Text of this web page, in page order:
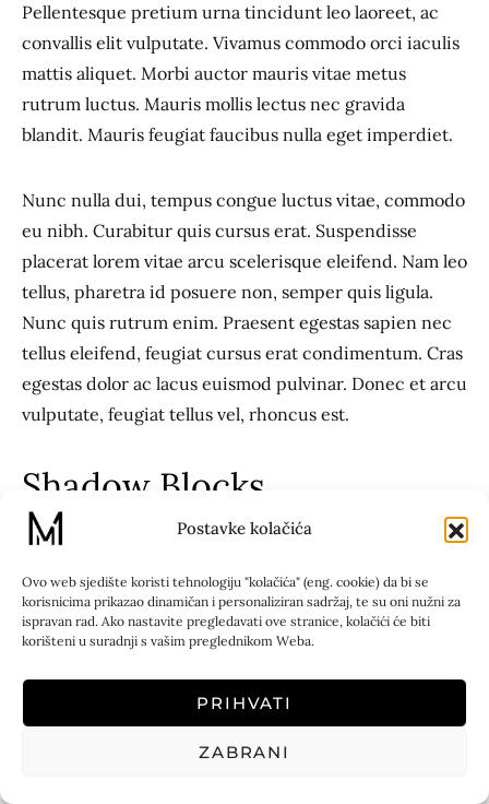
Postavke kolačića
Ovo web sjedište koristi tehnologiju "kolačića" (eng. cookie) da bi se
korisnicima prikazao dinamičan i personaliziran sadržaj, te su oni nužni za
ispravan rad. Ako nastavite pregledavati ove stranice, kolačići će biti
korišteni u suradnji s vašim preglednikom Weba.
PRIHVATI
ZABRANI
Pellentesque pretium urna tincidunt leo laoreet, ac
convallis elit vulputate. Vivamus commodo orci iaculis
mattis aliquet. Morbi auctor mauris vitae metus
rutrum luctus. Mauris mollis lectus nec gravida
blandit. Mauris feugiat faucibus nulla eget imperdiet.
Nunc nulla dui, tempus congue luctus vitae, commodo
eu nibh. Curabitur quis cursus erat. Suspendisse
placerat lorem vitae arcu scelerisque eleifend. Nam leo
tellus, pharetra id posuere non, semper quis ligula.
Nunc quis rutrum enim. Praesent egestas sapien nec
tellus eleifend, feugiat cursus erat condimentum. Cras
egestas dolor ac lacus euismod pulvinar. Donec et arcu
vulputate, feugiat tellus vel, rhoncus est.
Shadow Blocks
dolor. Orci phasellus quis pede nullam felis adipiscing
nascetur sit justo. Sit ullamcorper vitae.
Center-Aligned
Tincidunt vulputate eu. Ligula lorem neque nec quis